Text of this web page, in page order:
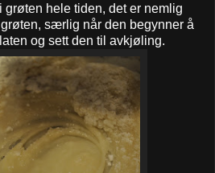
grøten hele tiden, det er nemlig
særlig når den begynner å
og sett den til avkjøling.